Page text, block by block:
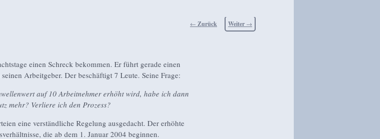
Beitragsnavigation
← Zurück Weiter →
einen Schreck bekommen. Er führt gerade einen
Arbeitgeber. Der beschäftigt 7 Leute. Seine Frage:
auf 10 Arbeitnehmer erhöht wird, habe ich dann
mehr? Verliere ich den Prozess?
eine verständliche Regelung ausgedacht. Der erhöhte
die ab dem 1. Januar 2004 beginnen.